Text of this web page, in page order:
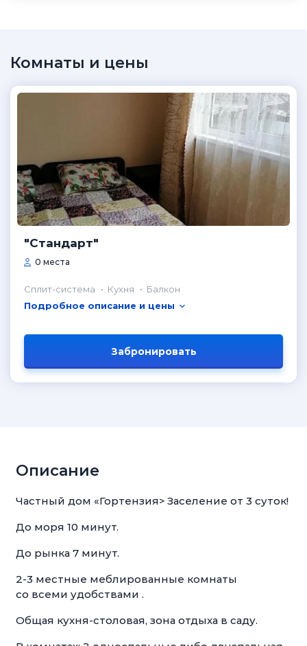
Комнаты и цены
"Стандарт"
0 места
Сплит-система Кухня
Балкон
Подробное описание и цены
Забронировать
Описание
Частный дом «Гортензия> Заселение от 3 суток!
До моря 10 минут.
До рынка 7 минут.
2-3 местные меблированные комнаты
со всеми удобствами .
Общая кухня-столовая, зона отдыха в саду.